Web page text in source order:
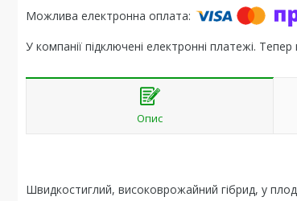
У компанії підключені електронні платежі.
Опис
Швидкостиглий, високоврожайний гібрид, у